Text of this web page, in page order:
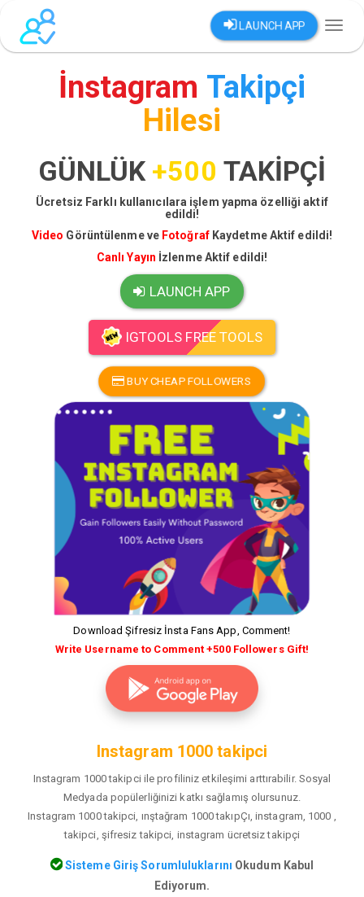
LAUNCH APP
İnstagram Takipçi
Hilesi
GÜNLÜK +500 TAKİPÇİ
Ücretsiz Farklı kullanıcılara işlem yapma özelliği aktif
edildi!
Video Görüntülenme ve Fotoğraf Kaydetme Aktif edildi!
Canlı Yayın İzlenme Aktif edildi!
LAUNCH APP
IGTOOLS FREE TOOLS
BUY CHEAP FOLLOWERS
Download Şifresiz İnsta Fans App, Comment!
Write Username to Comment +500 Followers Gift!
Instagram 1000 takipci
Instagram 1000 takipci ile profiliniz etkileşimi arttırabilir. Sosyal
Medyada popülerliğinizi katkı sağlamış olursunuz.
Instagram 1000 takipci, ınştağram 1000 takıpÇı, instagram, 1000 ,
takipci, şifresiz takipci, instagram ücretsiz takipçi
Sisteme Giriş Sorumluluklarını Okudum Kabul
Ediyorum.